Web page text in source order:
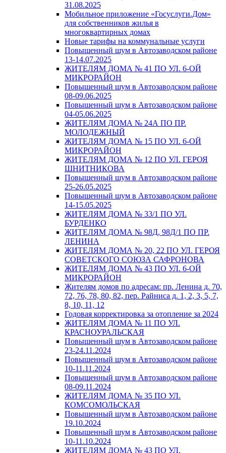
31.08.2025
Мобильное приложение «Госуслуги.Дом»
для собственников жилья в
многоквартирных домах
Новые тарифы на коммунальные услуги
Повышенный шум в Автозаводском районе
13-14.07.2025
ЖИТЕЛЯМ ДОМА № 41 ПО УЛ. 6-ОЙ
МИКРОРАЙОН
Повышенный шум в Автозаводском районе
08-09.06.2025
Повышенный шум в Автозаводском районе
04-05.06.2025
ЖИТЕЛЯМ ДОМА № 24А ПО ПР.
МОЛОДЕЖНЫЙ
ЖИТЕЛЯМ ДОМА № 15 ПО УЛ. 6-ОЙ
МИКРОРАЙОН
ЖИТЕЛЯМ ДОМА № 12 ПО УЛ. ГЕРОЯ
ШНИТНИКОВА
Повышенный шум в Автозаводском районе
25-26.05.2025
Повышенный шум в Автозаводском районе
14-15.05.2025
ЖИТЕЛЯМ ДОМА № 33/1 ПО УЛ.
БУРДЕНКО
ЖИТЕЛЯМ ДОМА № 98Д, 98Д/1 ПО ПР.
ЛЕНИНА
ЖИТЕЛЯМ ДОМА № 20, 22 ПО УЛ. ГЕРОЯ
СОВЕТСКОГО СОЮЗА САФРОНОВА
ЖИТЕЛЯМ ДОМА № 43 ПО УЛ. 6-ОЙ
МИКРОРАЙОН
Жителям домов по адресам: пр. Ленина д. 70,
72, 76, 78, 80, 82, пер. Райниса д. 1, 2, 3, 5, 7,
8, 10, 11, 12
Годовая корректировка за отопление за 2024
ЖИТЕЛЯМ ДОМА № 11 ПО УЛ.
КРАСНОУРАЛЬСКАЯ
Повышенный шум в Автозаводском районе
23-24.11.2024
Повышенный шум в Автозаводском районе
10-11.11.2024
Повышенный шум в Автозаводском районе
08-09.11.2024
ЖИТЕЛЯМ ДОМА № 35 ПО УЛ.
КОМСОМОЛЬСКАЯ
Повышенный шум в Автозаводском районе
19.10.2024
Повышенный шум в Автозаводском районе
10-11.10.2024
ЖИТЕЛЯМ ДОМА № 43 ПО УЛ.